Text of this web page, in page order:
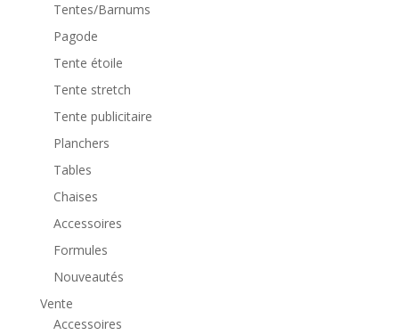
Tentes/Barnums
Pagode
Tente étoile
Tente stretch
Tente publicitaire
Planchers
Tables
Chaises
Accessoires
Formules
Nouveautés
Vente
Accessoires